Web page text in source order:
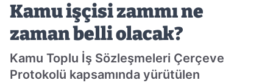
Kamu işçisi zammı ne
zaman belli olacak?
Kamu Toplu İş Sözleşmeleri Çerçeve
Protokolü kapsamında yürütülen